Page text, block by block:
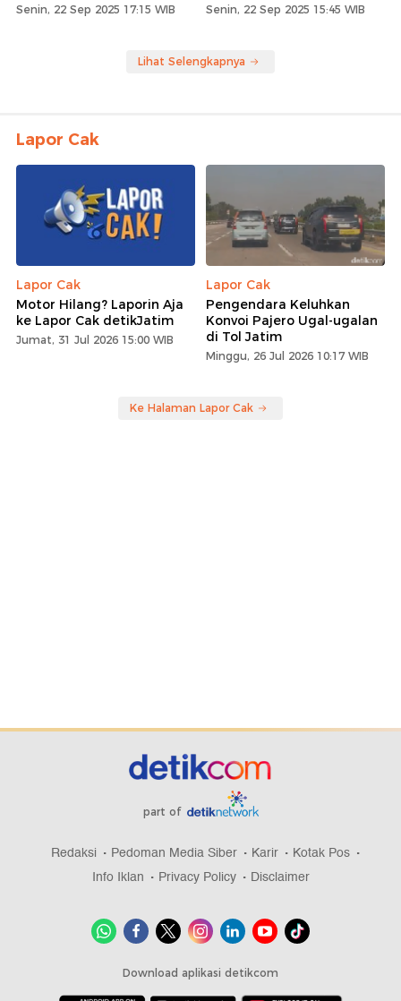
Senin, 22 Sep 2025 17:15 WIB Senin, 22 Sep 2025 15:45 WIB
Lihat Selengkapnya
Lapor Cak
Lapor Cak
Motor Hilang? Laporin Aja
ke Lapor Cak detikJatim
Jumat, 31 Jul 2026 15:00 WIB
Lapor Cak
Pengendara Keluhkan
Konvoi Pajero Ugal-ugalan
di Tol Jatim
Minggu, 26 Jul 2026 10:17 WIB
Ke Halaman Lapor Cak
part of
Redaksi Pedoman Media Siber Karir
Kotak Pos
Info Iklan
Privacy Policy Disclaimer
Download aplikasi detikcom